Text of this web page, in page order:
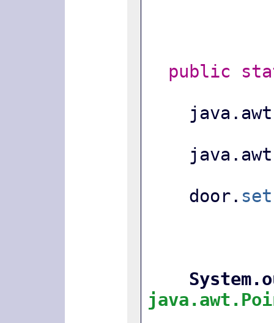
public
    door.